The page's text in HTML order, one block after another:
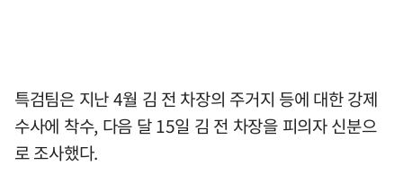
특검팀은 지난 4월 김 전 차장의 주거지 등에 대한 강제
수사에 착수, 다음 달 15일 김 전 차장을 피의자 신분으
로 조사했다.